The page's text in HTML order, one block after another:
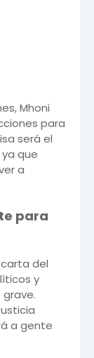
Mhoni
para
será el
que
a
para
del
y
a gente